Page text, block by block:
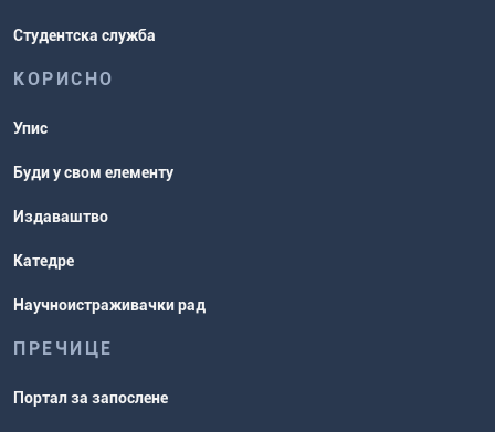
Студентска служба
КОРИСНО
Упис
Буди у свом елементу
Издаваштво
Катедре
Научноистраживачки рад
ПРЕЧИЦЕ
Портал за запослене